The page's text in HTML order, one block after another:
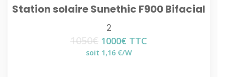
Station solaire Sunethic F900 Bifacial
2
1050€ Le
prix
1000€ Le
prix
TTC
soit 1,16 €/W